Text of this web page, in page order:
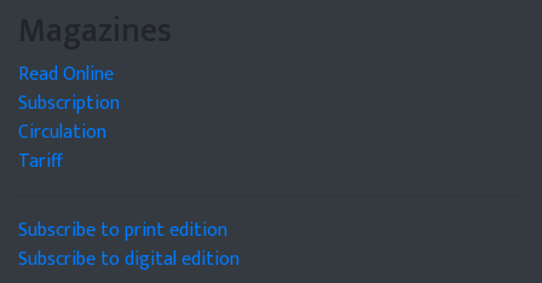
Magazines
Read Online
Subscription
Circulation
Tariff
Subscribe to print edition
Subscribe to digital edition